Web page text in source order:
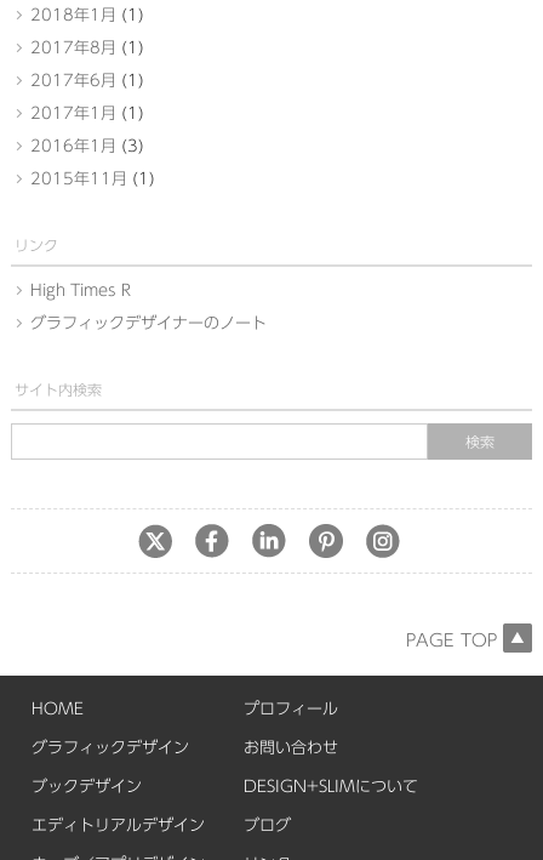
2018年1月 (1)
2017年8月 (1)
2017年6月 (1)
2017年1月 (1)
2016年1月 (3)
2015年11月 (1)
リンク
High Times R
グラフィックデザイナーのノート
サイト内検索
PAGE TOP
HOME
グラフィックデザイン
ブックデザイン
エディトリアルデザイン
プロフィール
お問い合わせ
DESIGN+SLIMについて
ブログ